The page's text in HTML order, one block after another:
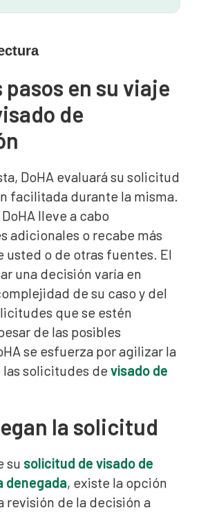
pasos en su viaje
de
DoHA evaluará su solicitud
facilitada durante la misma.
lleve a cabo
adicionales o recabe más
usted o de otras fuentes. El
una decisión varía en
de su caso y del
que se estén
de las posibles
se esfuerza por agilizar la
solicitudes devisado de
la solicitud
su solicitud de visado de
denegada, existe la opción
revisión de la decisión a